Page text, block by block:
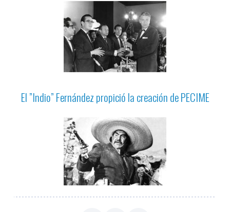
El ”Indio” Fernández propició la creación de PECIME